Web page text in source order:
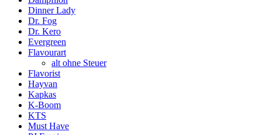
Dinner Lady
Dr. Fog
Dr. Kero
Evergreen
Flavourart
alt ohne Steuer
Flavorist
Hayvan
Kapkas
K-Boom
KTS
Must Have